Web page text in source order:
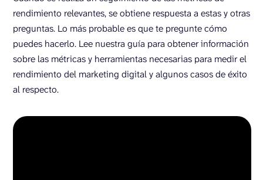
rendimiento relevantes, se obtiene respuesta a estas y otras
preguntas. Lo más probable es que te pregunte cómo
puedes hacerlo. Lee nuestra guía para obtener información
sobre las métricas y herramientas necesarias para medir el
rendimiento del marketing digital y algunos casos de éxito
al respecto.